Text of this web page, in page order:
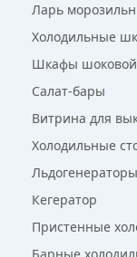
Ларь
Холодильные
Шкафы шоковой
Салат-бары
Витрина для
Холодильные
Льдогенераторы
Кегератор
Пристенные